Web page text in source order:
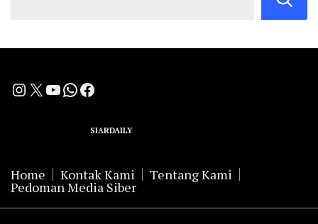
Instagram
X YouTube
WhatsApp
Facebook
SIARDAILY
Home Kontak Kami Tentang Kami
Pedoman Media Siber